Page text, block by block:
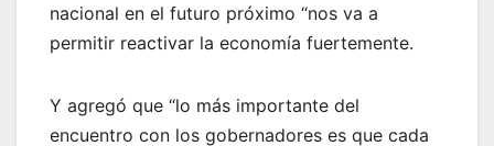
nacional en el futuro próximo “nos va a
permitir reactivar la economía fuertemente.
Y agregó que “lo más importante del
encuentro con los gobernadores es que cada